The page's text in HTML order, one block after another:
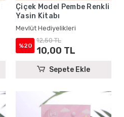
Çiçek Model Pembe Renkli
Yasin Kitabı
Mevlüt Hediyelikleri
%20
12,50 TL
10,00 TL
Sepete Ekle